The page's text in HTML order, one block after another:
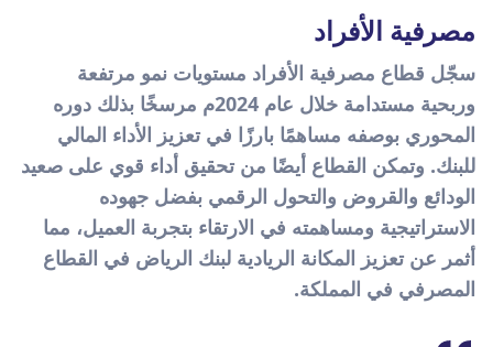
مصرفية الأفراد
سجّل قطاع مصرفية الأفراد مستويات نمو مرتفعة
وربحية مستدامة خلال عام 2024م مرسخًا بذلك دوره
المحوري بوصفه مساهمًا بارزًا في تعزيز الأداء المالي
للبنك. وتمكن القطاع أيضًا من تحقيق أداء قوي على صعيد
الودائع والقروض والتحول الرقمي بفضل جهوده
الاستراتيجية ومساهمته في الارتقاء بتجربة العميل، مما
أثمر عن تعزيز المكانة الريادية لبنك الرياض في القطاع
المصرفي في المملكة.